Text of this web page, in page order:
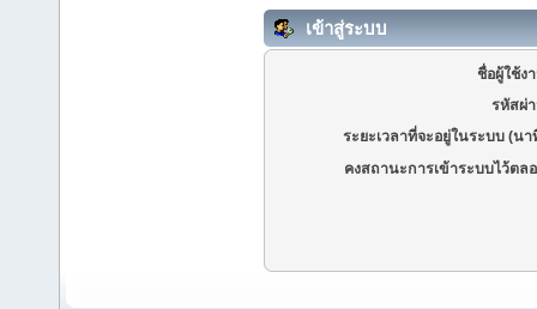
เข้าสู่ระบบ
ชื่อผู้ใช้ง
รหัสผ่
ระยะเวลาที่จะอยู่ในระบบ (นา
คงสถานะการเข้าระบบไว้ตล